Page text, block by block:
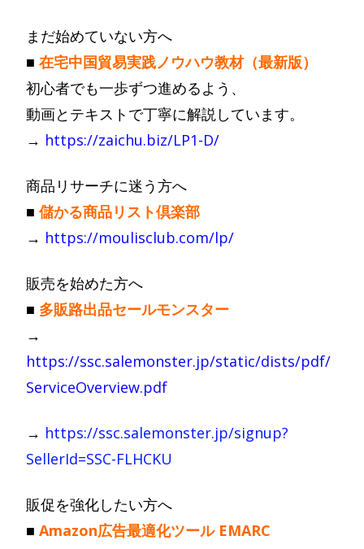
まだ始めていない方へ
■ 在宅中国貿易実践ノウハウ教材（最新版）
初心者でも一歩ずつ進めるよう、
動画とテキストで丁寧に解説しています。
→ https://zaichu.biz/LP1-D/
商品リサーチに迷う方へ
■ 儲かる商品リスト倶楽部
→ https://moulisclub.com/lp/
販売を始めた方へ
■ 多販路出品セールモンスター
→
https://ssc.salemonster.jp/static/dists/pdf/
ServiceOverview.pdf
→ https://ssc.salemonster.jp/signup?
SellerId=SSC-FLHCKU
販促を強化したい方へ
■ Amazon広告最適化ツール EMARC